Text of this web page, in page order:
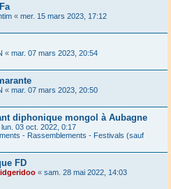
« mer. 15 mars 2023, 17:12
« mar. 07 mars 2023, 20:54
« mar. 07 mars 2023, 20:50
diphonique mongol à Aubagne
lun. 03 oct. 2022, 0:17
- Rassemblements - Festivals (sauf
FD
« sam. 28 mai 2022, 14:03